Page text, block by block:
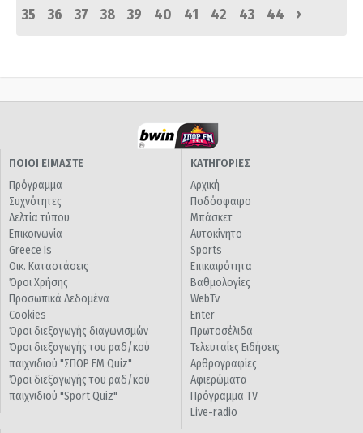
35
36 37 38 39 40 41 42 43 44 ›
ΠΟΙΟΙ ΕΙΜΑΣΤΕ
Πρόγραμμα
Συχνότητες
Δελτία τύπου
Επικοινωνία
Greece Is
Οικ. Καταστάσεις
Όροι Χρήσης
Προσωπικά Δεδομένα
Cookies
Όροι διεξαγωγής διαγωνισμών
Όροι διεξαγωγής του ραδ/κού
παιχνιδιού "ΣΠΟΡ FM Quiz"
Όροι διεξαγωγής του ραδ/κού
παιχνιδιού "Sport Quiz"
ΚΑΤΗΓΟΡΙΕΣ
Αρχική
Ποδόσφαιρο
Μπάσκετ
Αυτοκίνητο
Sports
Επικαιρότητα
Βαθμολογίες
WebTv
Enter
Πρωτοσέλιδα
Τελευταίες Ειδήσεις
Αρθρογραφίες
Αφιερώματα
Πρόγραμμα TV
Live-radio